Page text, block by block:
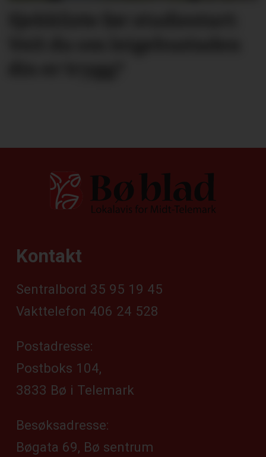
Kontakt
Sentralbord 35 95 19 45
Vakttelefon 406 24 528
Postadresse:
Postboks 104,
3833 Bø i Telemark
Besøksadresse:
Bøgata 69, Bø sentrum